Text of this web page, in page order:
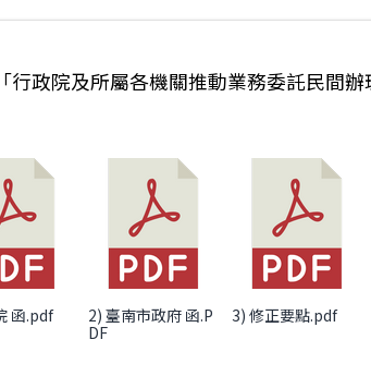
財團法人台灣省中小學校教職員福利文
行政院及所屬各機關推動業務委託民間
函.pdf
2) 臺南市政府 函.P
DF
3) 修正要點.pdf